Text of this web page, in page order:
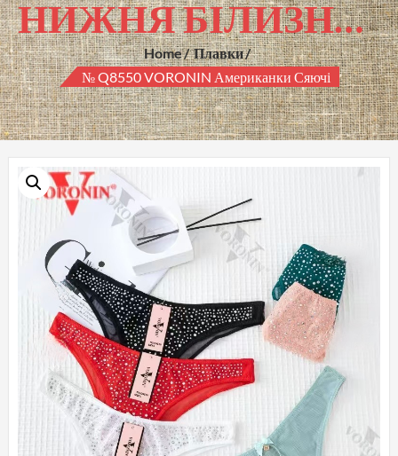
НИЖНЯ БІЛИЗНА ГУРТОМ
Home
Плавки
№ Q8550 VORONIN Американки Сяючі